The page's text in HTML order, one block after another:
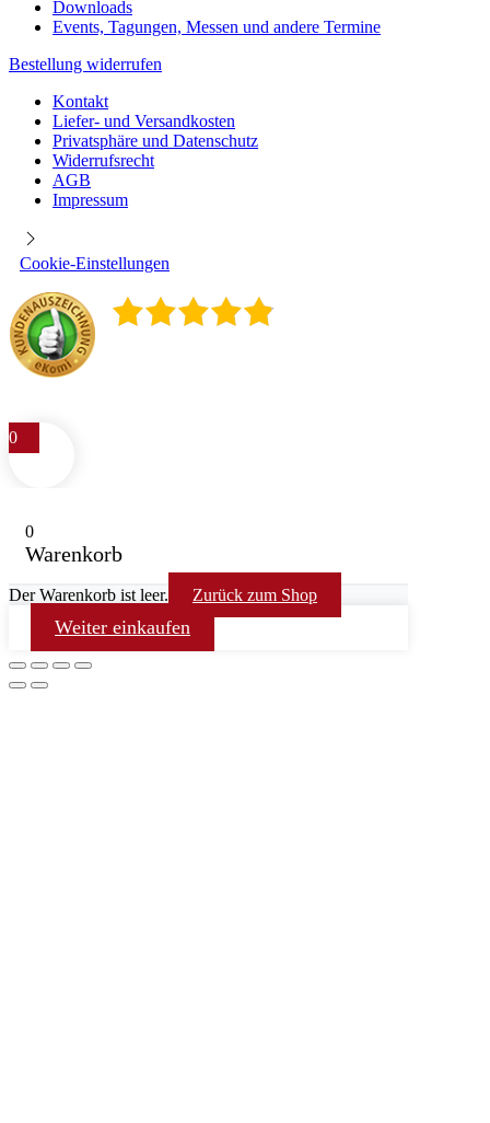
Downloads
Events, Tagungen, Messen und andere Termine
Bestellung widerrufen
Kontakt
Liefer- und Versandkosten
Privatsphäre und Datenschutz
Widerrufsrecht
AGB
Impressum
Cookie-Einstellungen
0
0
Warenkorb
Der Warenkorb ist leer. Zurück zum Shop
Weiter einkaufen